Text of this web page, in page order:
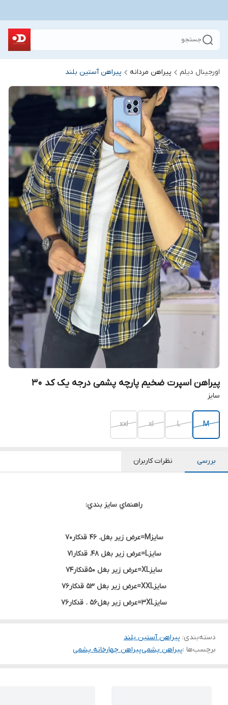
جستجو
اورجینال دیلم پیراهن مردانه پیراهن آستین بلند
پیراهن اسپرت ضخیم پارچه پشمی درجه یک کد ۳۰
سایز
M
L
xl
xxl
بررسی نظرات کاربران
راهنماي سايز بندي:
سايزM=عرض زير بغل. 46 قدکار70
سايزL=عرض زير بغل 48. قدکار71
سايزXL=عرض زير بغل 50قدکار74
سايزXXL=عرض زير بغل 53 قدکار76
سايز3XL=عرض زير بغل56 . قدکار76
دسته‌بندی: پیراهن آستین بلند
برچسب‌ها :پیراهن پشمیپیراهن چهارخانه پشمی